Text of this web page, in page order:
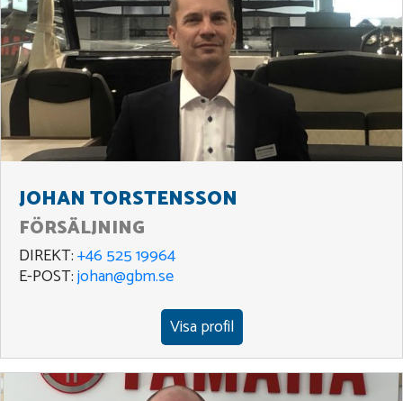
JOHAN TORSTENSSON
FÖRSÄLJNING
DIREKT:+46 525 19964
E-POST:johan@gbm.se
Visa profil